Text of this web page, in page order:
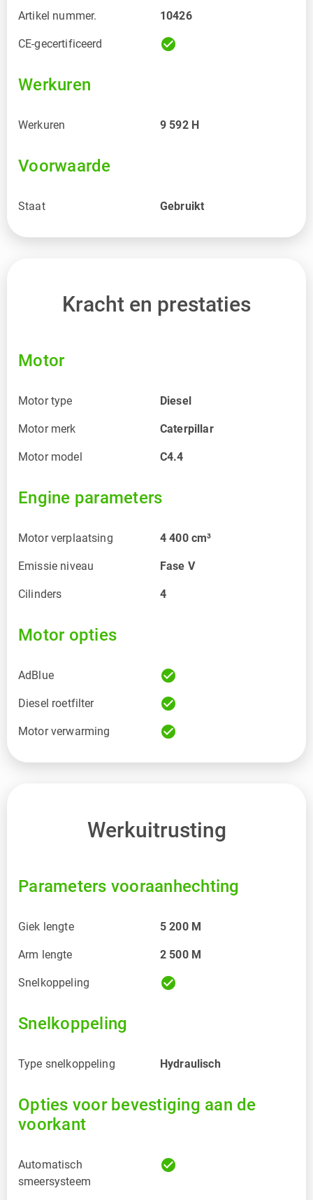
Artikel nummer. 10426
CE-gecertificeerd check_circle
Werkuren
Werkuren 9 592 H
Voorwaarde
Staat Gebruikt
Kracht en prestaties
Motor
Motor type Diesel
Motor merk Caterpillar
Motor model C4.4
Engine parameters
Motor verplaatsing 4 400 cm³
Emissie niveau Fase V
Cilinders 4
Motor opties
AdBlue check_circle
Diesel roetfilter check_circle
Motor verwarming check_circle
Werkuitrusting
Parameters vooraanhechting
Giek lengte 5 200 M
Arm lengte 2 500 M
Snelkoppeling check_circle
Snelkoppeling
Type snelkoppeling Hydraulisch
Opties voor bevestiging aan de
voorkant
Automatisch
smeersysteem
check_circle